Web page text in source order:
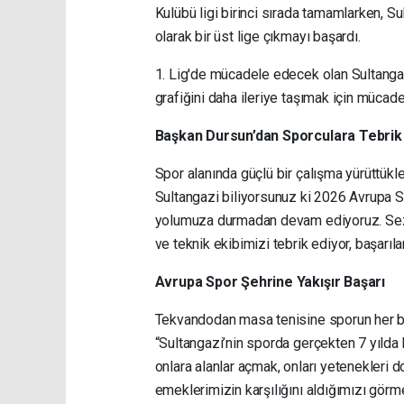
Kulübü ligi birinci sırada tamamlarken,
olarak bir üst lige çıkmayı başardı.
1. Lig'de mücadele edecek olan
grafiğini daha ileriye taşımak için
Başkan Dursun’dan Sporculara Tebrik
Spor alanında güçlü bir çalışma
Sultangazi biliyorsunuz ki 2026 Avrupa
yolumuza durmadan devam ediyoruz.
ve teknik ekibimizi tebrik ediyor,
Avrupa Spor Şehrine Yakışır Başarı
Tekvandodan masa tenisine sporun her
“Sultangazi’nin sporda gerçekten 7
onlara alanlar açmak, onları
emeklerimizin karşılığını aldığımızı